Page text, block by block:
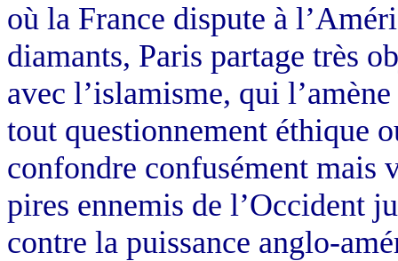
où la France dispute à
diamants, Paris partage très
avec l’islamisme, qui
tout questionnement éthique
confondre confusément mais
pires ennemis de l’Occident
contre la puissance anglo-